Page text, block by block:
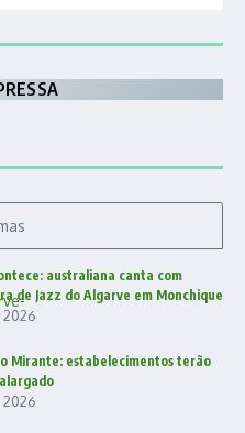
australiana canta com
de Jazz do Algarve em Monchique
2026
Mirante: estabelecimentos terão
2026